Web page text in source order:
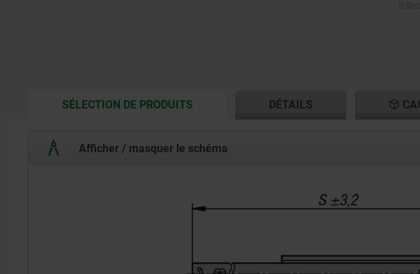
SÉLECTION DE PRODUITSCURRENT
DÉTAILS
Afficher / masquer le schéma